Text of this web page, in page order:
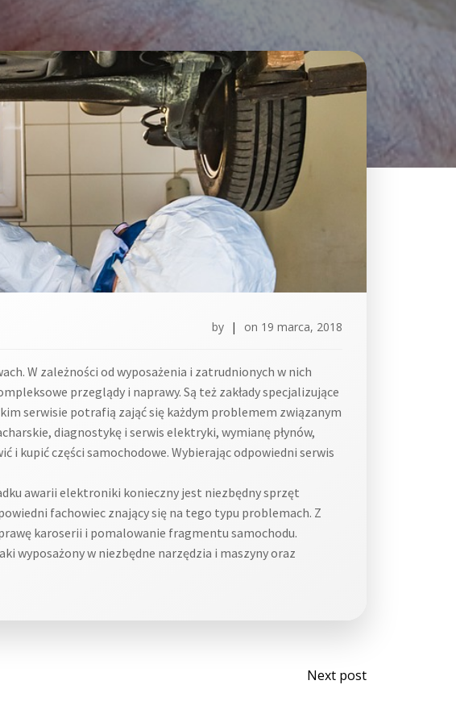
by | on 19 marca, 2018
W zależności od wyposażenia i zatrudnionych w nich
przeglądy i naprawy. Są też zakłady specjalizujące
serwisie potrafią zająć się każdym problemem związanym
diagnostykę i serwis elektryki, wymianę płynów,
kupić części samochodowe. Wybierając odpowiedni serwis
awarii elektroniki konieczny jest niezbędny sprzęt
fachowiec znający się na tego typu problemach. Z
karoserii i pomalowanie fragmentu samochodu.
wyposażony w niezbędne narzędzia i maszyny oraz
Post
Next post